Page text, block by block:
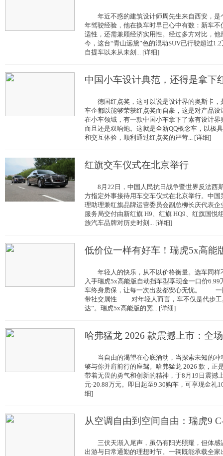
年近不惑的建筑设计师周先生来自西安，是
年驾驶经验，他在换车时早已心中有数：新车
适性，还需兼顾经济实用性。经过多方对比，
今，这台“青山远黛”色的混动SUV已行驶超过
自提车以来从未刻... [详细]
中国小车设计典范，还得是拿下
德国红点奖，这可以说是设计界的奥斯卡，
车企都以能够荣获红点奖而自豪，这是对产
在小车领域，有一款中国小车拿下了素有设计
而且还是双响炮。这就是全新QQ概念车，以极
和交互体验，顺利通过红点奖的严苛... [详细]
红旗交车仪式在北京举行
8月22日，中国人民抗日战争暨世界反法西
方指定外事接待用车交车仪式在北京举行。中
理助理兼红旗品牌运营委员会副总柳长庆代表
服务局交付由新红旗 H9、红旗 HQ9、红旗国悦
族汽车品牌对历史时刻... [详细]
低价位一样有好车！瑞虎5x高能
年轻人的快乐，从不以价格衡量。选车同样
入手瑞虎5x高能版自动挡车型享现金一口价
车终身质保，让每一次出发都安心无忧。 一
带社交属性 对年轻人而言，车不仅是代步工
达”。瑞虎5x高能版的宽... [详细]
哈弗猛龙 2026 款震撼上市：全场
当自由的渴望在心底涌动，当探索未知的冲
够与你并肩前行的座驾。哈弗猛龙 2026 款，正
带着无畏的勇气和创新的精神，于8月19日震撼
元-20.88万元。即日起至9.30购车，可享现金礼
细]
从空调自由到空间自由：瑞虎9
三伏天渐入尾声，虽仍有阳光照耀，但体感
出游与日常通勤的理想时节。一辆既能承载全